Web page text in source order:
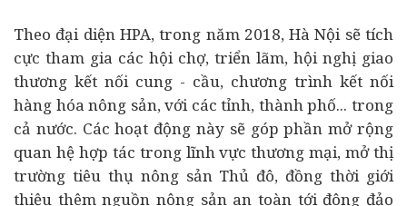
Theo đại diện HPA, trong năm 2018, Hà Nội sẽ tích
cực tham gia các hội chợ, triển lãm, hội nghị giao
thương kết nối cung - cầu, chương trình kết nối
hàng hóa nông sản, với các tỉnh, thành phố... trong
cả nước. Các hoạt động này sẽ góp phần mở rộng
quan hệ hợp tác trong lĩnh vực thương mại, mở thị
trường tiêu thụ nông sản Thủ đô, đồng thời giới
thiệu thêm nguồn nông sản an toàn tới đông đảo